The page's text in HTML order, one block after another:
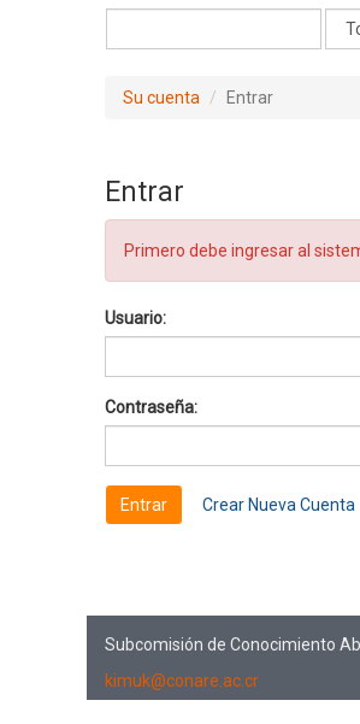
Su cuenta Entrar
Entrar
Primero debe ingresar al
Usuario:
Contraseña:
Crear Nueva Cuenta
Subcomisión de Conocimiento
kimuk@conare.ac.cr